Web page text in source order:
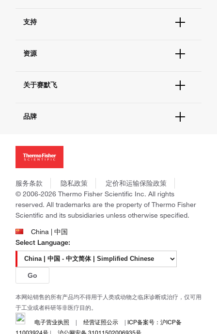
订单状态查询
订单支持
现货供应中心
支持
联系我们 - 400 820 8982
查找文件&证书
资源
学习中心
促销
社交媒体
关于赛默飞
招聘
新闻
社会责任
商标
政策和通知
品牌
Applied Biosystems
Ion Torrent
Unity Lab Services
Patheon
服务条款 隐私政策
定价和运输保险政策
© 2006-2026 Thermo Fisher Scientific Inc. All rights
reserved. All trademarks are the property of Thermo Fisher
Scientific and its subsidiaries unless otherwise specified.
China | 中国
Select Language:
Go
本网站销售的所有产品均不得用于人类或动物之临床诊断或治疗，仅可用
于工业或者科研等非医疗目的。
电子营业执照
| 经营证照公示 | ICP备案号：沪ICP备
11003924号 | 沪公网安备 31011502006935号